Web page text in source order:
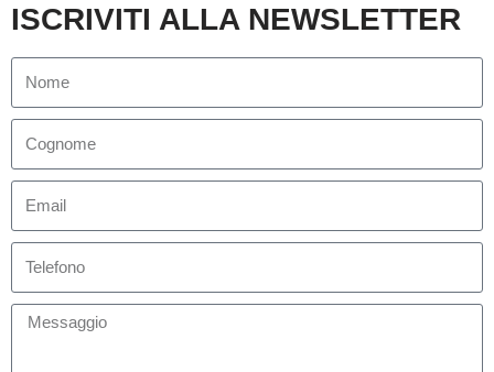
ISCRIVITI ALLA NEWSLETTER